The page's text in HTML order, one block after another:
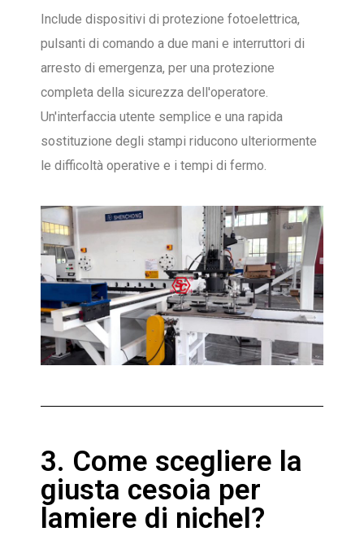
Include dispositivi di protezione fotoelettrica,
pulsanti di comando a due mani e interruttori di
arresto di emergenza, per una protezione
completa della sicurezza dell'operatore.
Un'interfaccia utente semplice e una rapida
sostituzione degli stampi riducono ulteriormente
le difficoltà operative e i tempi di fermo.
3. Come scegliere la
giusta cesoia per
lamiere di nichel?